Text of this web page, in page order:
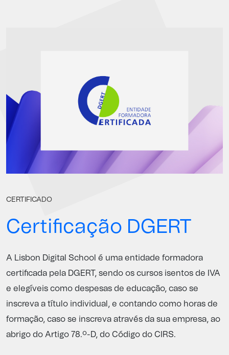
CERTIFICADO
Certificação DGERT
A Lisbon Digital School é uma entidade formadora
certificada pela DGERT, sendo os cursos isentos de IVA
e elegíveis como despesas de educação, caso se
inscreva a título individual, e contando como horas de
formação, caso se inscreva através da sua empresa, ao
abrigo do Artigo 78.º-D, do Código do CIRS.